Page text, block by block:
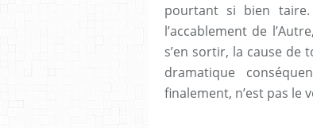
pourtant si bien taire.
l’accablement de
s’en sortir, la cause de
dramatique
finalement, n’est pas le